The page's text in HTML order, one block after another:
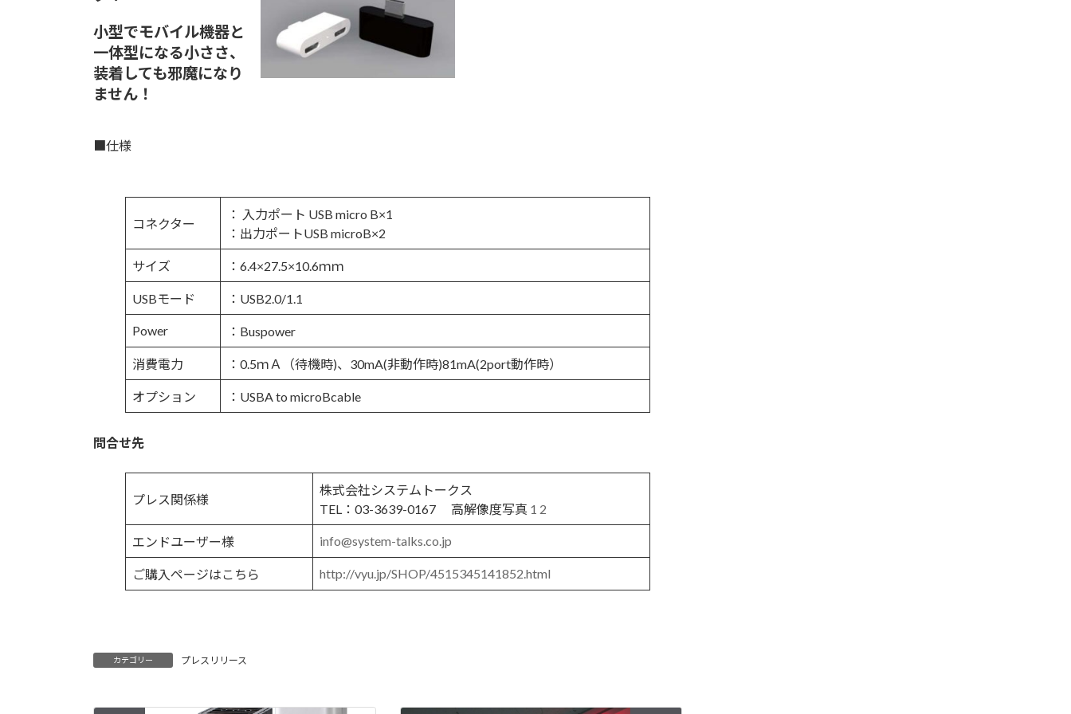
小型でモバイル機器と
一体型になる小ささ、
装着しても邪魔になり
ません！
■仕様
コネクター
： 入力ポート USB micro B×1
：出力ポートUSB microB×2
サイズ ：6.4×27.5×10.6ｍｍ
USBモード ：USB2.0/1.1
Power ：Buspower
消費電力 ：0.5ｍＡ（待機時)、30mA(非動作時)81mA(2port動作時）
オプション ：USBA to microBcable
問合せ先
プレス関係様
株式会社システムトークス
TEL：03-3639-0167 高解像度写真 1 2
エンドユーザー様 info@system-talks.co.jp
ご購入ページはこちら http://vyu.jp/SHOP/4515345141852.html
カテゴリー プレスリリース